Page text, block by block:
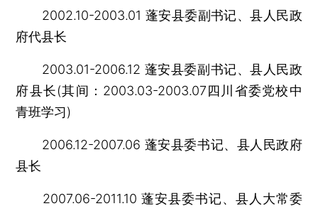
2002.10-2003.01 蓬安县委副书记、县人民政
府代县长
2003.01-2006.12 蓬安县委副书记、县人民政
府县长(其间：2003.03-2003.07四川省委党校中
青班学习)
2006.12-2007.06 蓬安县委书记、县人民政府
县长
2007.06-2011.10 蓬安县委书记、县人大常委